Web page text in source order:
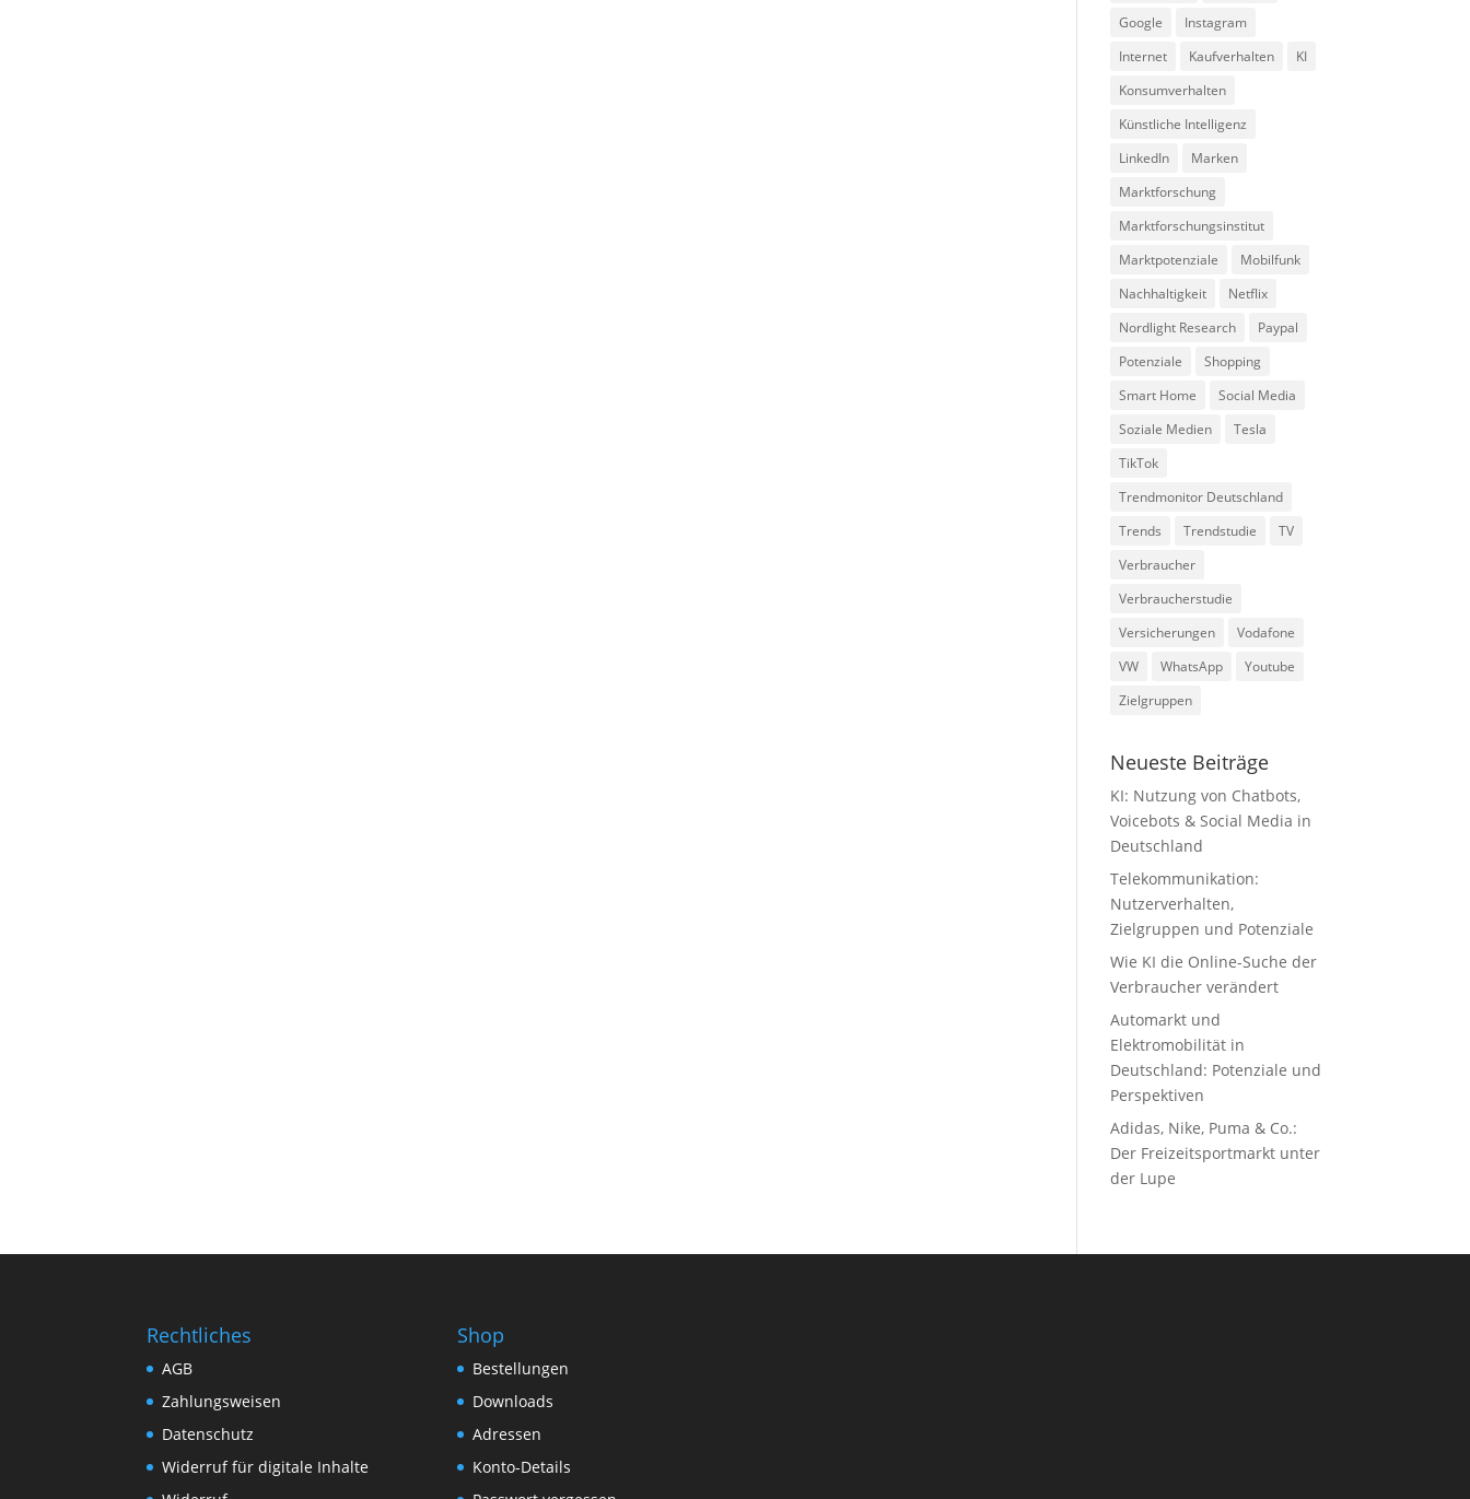
Google
Instagram
Internet
Kaufverhalten
KI
Konsumverhalten
Künstliche Intelligenz
LinkedIn
Marken
Marktforschung
Marktforschungsinstitut
Marktpotenziale
Mobilfunk
Nachhaltigkeit
Netflix
Nordlight Research
Paypal
Potenziale
Shopping
Smart Home
Social Media
Soziale Medien
Tesla
TikTok
Trendmonitor Deutschland
Trends
Trendstudie
TV
Verbraucher
Verbraucherstudie
Versicherungen
Vodafone
VW
WhatsApp
Youtube
Zielgruppen
Neueste Beiträge
KI: Nutzung von Chatbots,
Voicebots & Social Media in
Deutschland
Telekommunikation:
Nutzerverhalten,
Zielgruppen und Potenziale
Wie KI die Online-Suche der
Verbraucher verändert
Automarkt und
Elektromobilität in
Deutschland: Potenziale und
Perspektiven
Adidas, Nike, Puma & Co.:
Der Freizeitsportmarkt unter
der Lupe
Rechtliches
AGB
Zahlungsweisen
Datenschutz
Widerruf für digitale Inhalte
Shop
Bestellungen
Downloads
Adressen
Konto-Details